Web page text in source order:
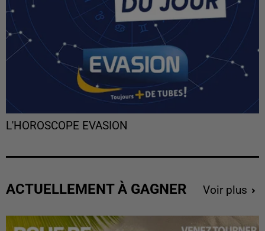
L'HOROSCOPE EVASION
ACTUELLEMENT À GAGNER Voir plus